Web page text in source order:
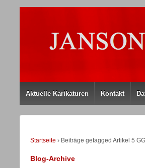
Aktuelle Karikaturen Kontakt
Startseite › Beiträge getagged Artikel 5 GG
Blog-Archive